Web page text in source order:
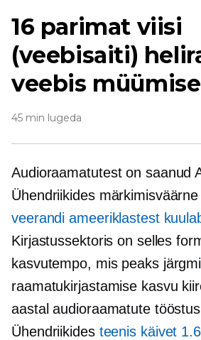
16 parimat viisi
(veebisaiti)
veebis
45 min lugeda
Audioraamatutest on saanud
Ühendriikides
veerandi ameeriklastest
Kirjastussektoris on selles
kasvutempo, mis peaks
raamatukirjastamise kasvu
aastal audioraamatute
Ühendriikides teenis käivet